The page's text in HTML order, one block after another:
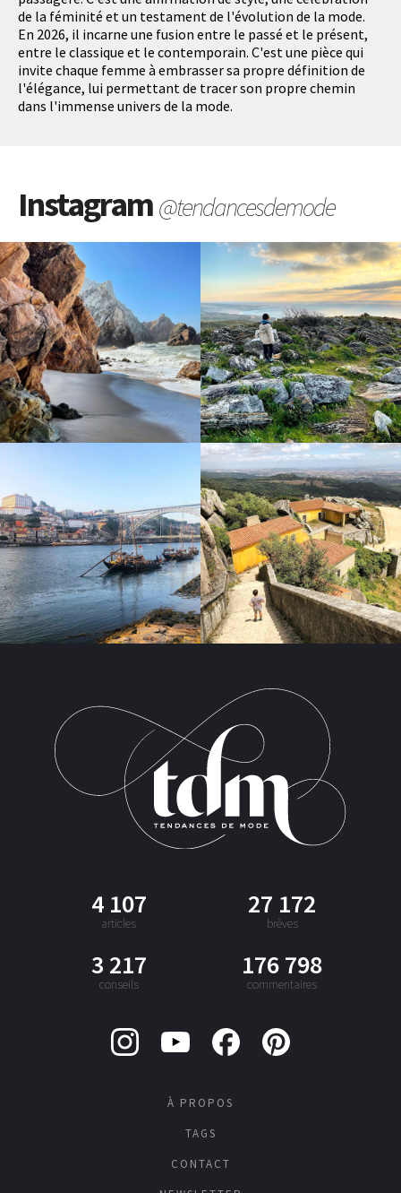
de la féminité et un testament de l'évolution de la mode.
En 2026, il incarne une fusion entre le passé et le présent,
entre le classique et le contemporain. C'est une pièce qui
invite chaque femme à embrasser sa propre définition de
l'élégance, lui permettant de tracer son propre chemin
dans l'immense univers de la mode.
Instagram@tendancesdemode
4 107
articles
27 172
brèves
3 217
conseils
176 798
commentaires
À PROPOS
TAGS
CONTACT